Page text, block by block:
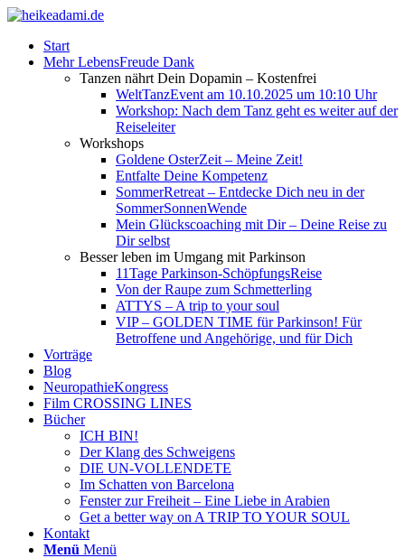
Start
Mehr LebensFreude Dank
Tanzen nährt Dein Dopamin – Kostenfrei
WeltTanzEvent am 10.10.2025 um 10:10 Uhr
Workshop: Nach dem Tanz geht es weiter auf der
Reiseleiter
Workshops
Goldene OsterZeit – Meine Zeit!
Entfalte Deine Kompetenz
SommerRetreat – Entdecke Dich neu in der
SommerSonnenWende
Mein Glückscoaching mit Dir – Deine Reise zu
Dir selbst
Besser leben im Umgang mit Parkinson
11Tage Parkinson-SchöpfungsReise
Von der Raupe zum Schmetterling
ATTYS – A trip to your soul
VIP – GOLDEN TIME für Parkinson! Für
Betroffene und Angehörige, und für Dich
Vorträge
Blog
NeuropathieKongress
Film CROSSING LINES
Bücher
ICH BIN!
Der Klang des Schweigens
DIE UN-VOLLENDETE
Im Schatten von Barcelona
Fenster zur Freiheit – Eine Liebe in Arabien
Get a better way on A TRIP TO YOUR SOUL
Kontakt
Menü Menü